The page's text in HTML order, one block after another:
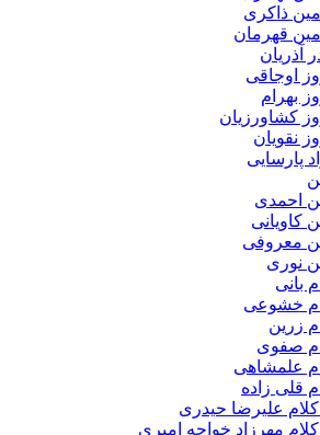
ذاکری
قهرمان
آذریان
اوجاقی
بهرام
کشاورزیان
نقویان
پارسایی
احمدی
کاویانی
معروفی
نوری
بانی
خشوعی
زرین
صفوی
علمشاهی
قلی زاده
علیرضا حیدری
مهرزاد خواجه امیری